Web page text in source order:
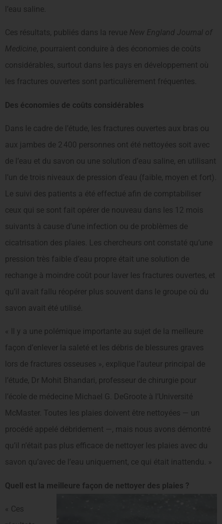
l’eau saline.
Ces résultats, publiés dans la revue New England Journal of
Medicine, pourraient conduire à des économies de coûts
considérables, surtout dans les pays en développement où
les fractures ouvertes sont particulièrement fréquentes.
Des économies de coûts considérables
Dans le cadre de l’étude, les fractures ouvertes aux bras ou
aux jambes de 2 400 personnes ont été nettoyées soit avec
de l’eau et du savon ou une solution d’eau saline, en utilisant
l’un de trois niveaux de pression d’eau (faible, moyen et fort).
Le suivi des patients a été effectué afin de comptabiliser
ceux qui se sont fait opérer de nouveau dans les 12 mois
suivants à cause d’une infection ou de problèmes de
cicatrisation des plaies. Les chercheurs ont constaté qu’une
pression très faible d’eau propre était une solution de
rechange à moindre coût pour laver les fractures ouvertes, et
qu’il avait fallu réopérer plus souvent dans le groupe où du
savon avait été utilisé.
« Il y a une polémique importante au sujet de la meilleure
façon d’enlever la saleté et les débris de blessures graves
lors de fractures osseuses », explique l’auteur principal de
l’étude, Dr Mohit Bhandari, professeur de chirurgie pour
l’école de médecine Michael G. DeGroote à l’Université
McMaster. Toutes les plaies doivent être nettoyées — un
procédé appelé débridement —, mais nous avons démontré
qu’il n’était pas plus efficace de nettoyer les plaies avec du
savon qu’avec de l’eau uniquement, ce qui était inattendu. »
Quell est la meilleure façon de nettoyer des plaies ?
« Ces